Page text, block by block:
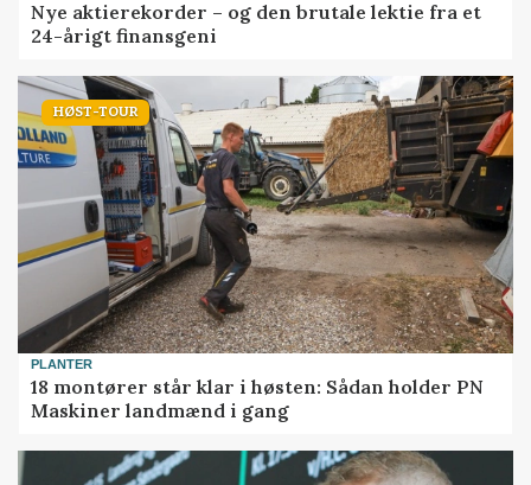
Nye aktierekorder – og den brutale lektie fra et
24-årigt finansgeni
HØST-TOUR
PLANTER
18 montører står klar i høsten: Sådan holder PN
Maskiner landmænd i gang